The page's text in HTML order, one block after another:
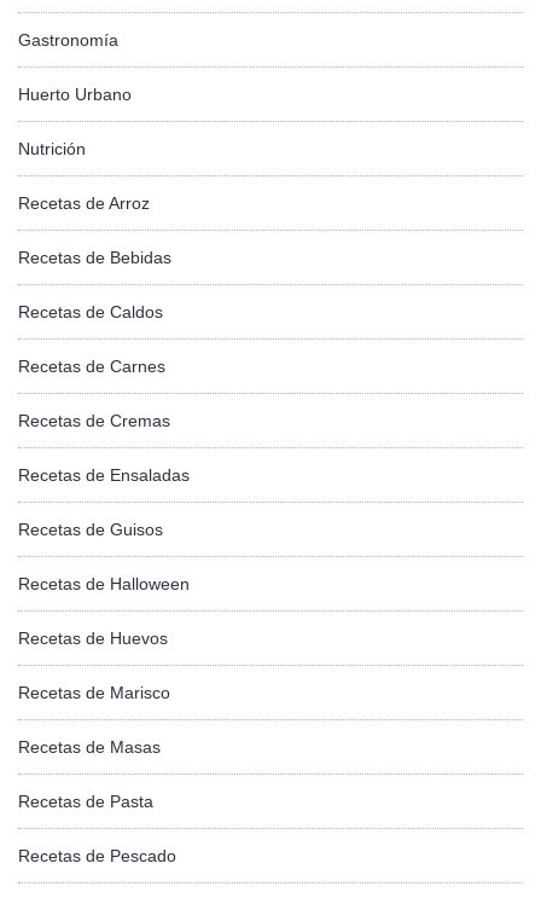
Gastronomía
Huerto Urbano
Nutrición
Recetas de Arroz
Recetas de Bebidas
Recetas de Caldos
Recetas de Carnes
Recetas de Cremas
Recetas de Ensaladas
Recetas de Guisos
Recetas de Halloween
Recetas de Huevos
Recetas de Marisco
Recetas de Masas
Recetas de Pasta
Recetas de Pescado